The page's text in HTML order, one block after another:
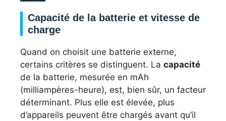
Capacité de la batterie et vitesse de
charge
Quand on choisit une batterie externe,
certains critères se distinguent. La capacité
de la batterie, mesurée en mAh
(milliampères-heure), est, bien sûr, un facteur
déterminant. Plus elle est élevée, plus
d’appareils peuvent être chargés avant qu’il